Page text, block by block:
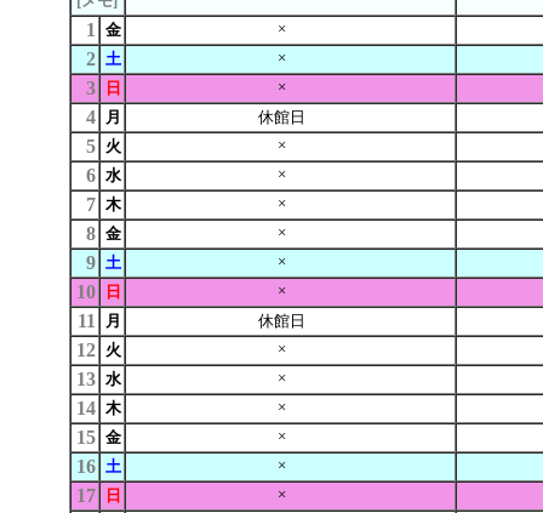
1 金 ×
2 土 ×
3 日 ×
4 月 休館日
5 火 ×
6 水 ×
7 木 ×
8 金 ×
9 土 ×
10 日 ×
11 月 休館日
12 火 ×
13 水 ×
14 木 ×
15 金 ×
16 土 ×
17 日 ×